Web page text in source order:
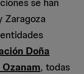
Zaragoza
Doña
, todas